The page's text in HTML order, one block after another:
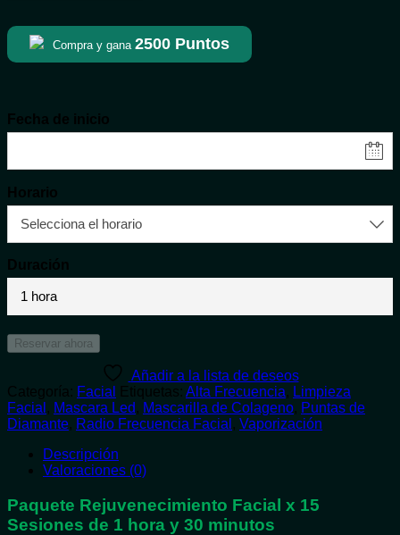
Compra y gana 2500 Puntos
1 hora
Reservar ahora
Añadir a la lista de deseos
Facial Alta Frecuencia
Limpieza
Facial
Mascara Led Mascarilla de Colageno Puntas de
Diamante Radio Frecuencia Facial
Vaporización
Descripción
Valoraciones (0)
Paquete Rejuvenecimiento Facial x 15
Sesiones de 1 hora y 30 minutos